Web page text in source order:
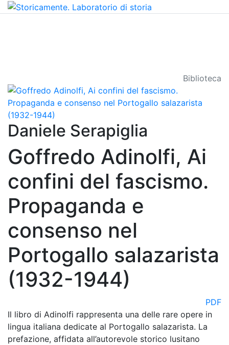
Biblioteca
Daniele Serapiglia
Goffredo Adinolfi, Ai
confini del fascismo.
Propaganda e
consenso nel
Portogallo salazarista
(1932-1944)
PDF
Il libro di Adinolfi rappresenta una delle rare opere in
lingua italiana dedicate al Portogallo salazarista. La
prefazione, affidata all’autorevole storico lusitano